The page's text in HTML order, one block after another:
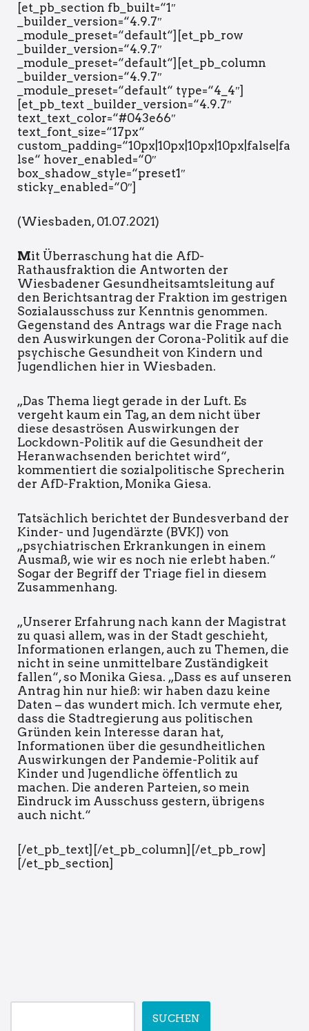
[et_pb_section fb_built=“1″
_builder_version=“4.9.7″
_module_preset=“default“][et_pb_row
_builder_version=“4.9.7″
_module_preset=“default“][et_pb_column
_builder_version=“4.9.7″
_module_preset=“default“ type=“4_4″]
[et_pb_text _builder_version=“4.9.7″
text_text_color=“#043e66″
text_font_size=“17px“
custom_padding=“10px|10px|10px|10px|false|fa
lse“ hover_enabled=“0″
box_shadow_style=“preset1″
sticky_enabled=“0″]
(Wiesbaden, 01.07.2021)
Mit Überraschung hat die AfD-
Rathausfraktion die Antworten der
Wiesbadener Gesundheitsamtsleitung auf
den Berichtsantrag der Fraktion im gestrigen
Sozialausschuss zur Kenntnis genommen.
Gegenstand des Antrags war die Frage nach
den Auswirkungen der Corona-Politik auf die
psychische Gesundheit von Kindern und
Jugendlichen hier in Wiesbaden.
„Das Thema liegt gerade in der Luft. Es
vergeht kaum ein Tag, an dem nicht über
diese desaströsen Auswirkungen der
Lockdown-Politik auf die Gesundheit der
Heranwachsenden berichtet wird“,
kommentiert die sozialpolitische Sprecherin
der AfD-Fraktion, Monika Giesa.
Tatsächlich berichtet der Bundesverband der
Kinder- und Jugendärzte (BVKJ) von
„psychiatrischen Erkrankungen in einem
Ausmaß, wie wir es noch nie erlebt haben.“
Sogar der Begriff der Triage fiel in diesem
Zusammenhang.
„Unserer Erfahrung nach kann der Magistrat
zu quasi allem, was in der Stadt geschieht,
Informationen erlangen, auch zu Themen, die
nicht in seine unmittelbare Zuständigkeit
fallen“, so Monika Giesa. „Dass es auf unseren
Antrag hin nur hieß: wir haben dazu keine
Daten – das wundert mich. Ich vermute eher,
dass die Stadtregierung aus politischen
Gründen kein Interesse daran hat,
Informationen über die gesundheitlichen
Auswirkungen der Pandemie-Politik auf
Kinder und Jugendliche öffentlich zu
machen. Die anderen Parteien, so mein
Eindruck im Ausschuss gestern, übrigens
auch nicht.“
[/et_pb_text][/et_pb_column][/et_pb_row]
[/et_pb_section]
SUCHEN